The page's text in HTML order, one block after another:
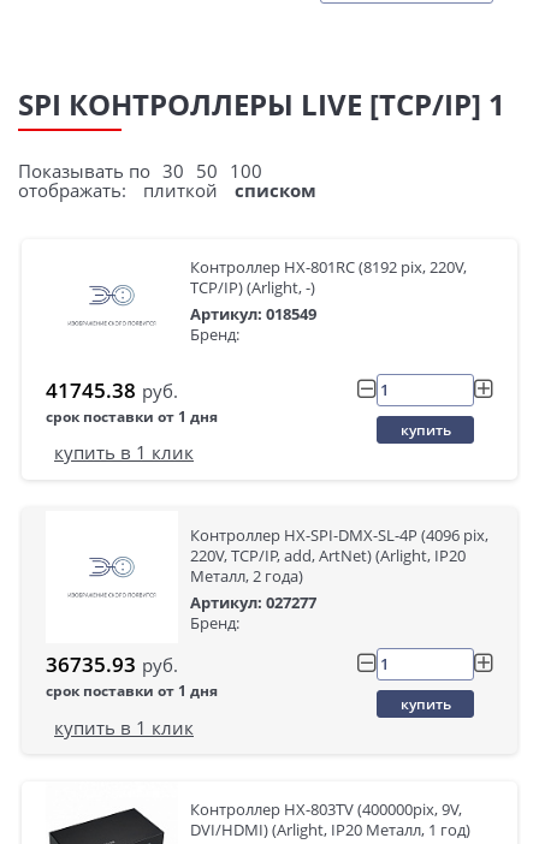
SPI КОНТРОЛЛЕРЫ LIVE [TCP/IP] 1
Показывать по 30 50 100
отображать:
плиткой списком
Контроллер HX-801RC (8192 pix, 220V,
TCP/IP) (Arlight, -)
Артикул: 018549
Бренд:
41745.38 руб.
срок поставки от 1 дня
купить
купить в 1 клик
Контроллер HX-SPI-DMX-SL-4P (4096 pix,
220V, TCP/IP, add, ArtNet) (Arlight, IP20
Металл, 2 года)
Артикул: 027277
Бренд:
36735.93 руб.
срок поставки от 1 дня
купить
купить в 1 клик
Контроллер HX-803TV (400000pix, 9V,
DVI/HDMI) (Arlight, IP20 Металл, 1 год)